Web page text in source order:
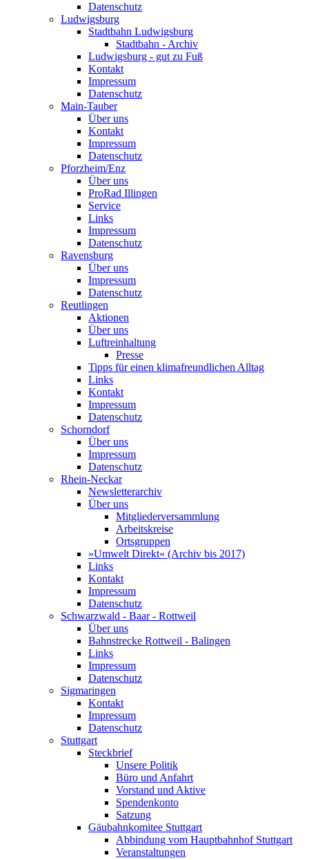
Datenschutz
Ludwigsburg
Stadtbahn Ludwigsburg
Stadtbahn - Archiv
Ludwigsburg - gut zu Fuß
Kontakt
Impressum
Datenschutz
Main-Tauber
Über uns
Kontakt
Impressum
Datenschutz
Pforzheim/Enz
Über uns
ProRad Illingen
Service
Links
Impressum
Datenschutz
Ravensburg
Über uns
Impressum
Datenschutz
Reutlingen
Aktionen
Über uns
Luftreinhaltung
Presse
Tipps für einen klimafreundlichen Alltag
Links
Kontakt
Impressum
Datenschutz
Schorndorf
Über uns
Impressum
Datenschutz
Rhein-Neckar
Newsletterarchiv
Über uns
Mitgliederversammlung
Arbeitskreise
Ortsgruppen
»Umwelt Direkt« (Archiv bis 2017)
Links
Kontakt
Impressum
Datenschutz
Schwarzwald - Baar - Rottweil
Über uns
Bahnstrecke Rottweil - Balingen
Links
Impressum
Datenschutz
Sigmaringen
Kontakt
Impressum
Datenschutz
Stuttgart
Steckbrief
Unsere Politik
Büro und Anfahrt
Vorstand und Aktive
Spendenkonto
Satzung
Gäubahnkomitee Stuttgart
Abbindung vom Hauptbahnhof Stuttgart
Veranstaltungen